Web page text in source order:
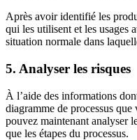
Après avoir identifié les
qui les utilisent et les usages
situation normale dans
5. Analyser les risques
À l’aide des informations
diagramme de processus que
pouvez maintenant analyser
que les étapes du processus.